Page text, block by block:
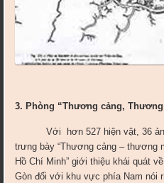
3. Phòng “Thương cảng,
Với hơn 527 hiện vật, 36 ảnh
trưng bày “Thương cảng – thương
Hồ Chí Minh” giới thiệu khái quát
Gòn đối với khu vực phía Nam nói